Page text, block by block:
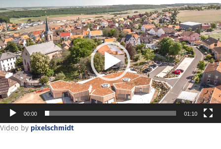
Video-
Player
00:00 01:10
Video by pixelschmidt